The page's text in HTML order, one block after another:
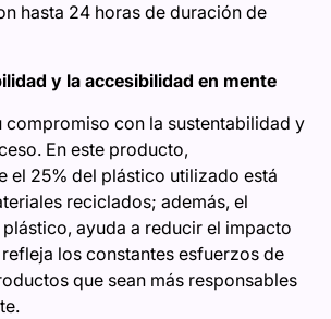
hasta 24 horas de duración de
y la accesibilidad en mente
compromiso con la sustentabilidad y
En este producto,
el 25% del plástico utilizado está
reciclados; además, el
ayuda a reducir el impacto
los constantes esfuerzos de
que sean más responsables